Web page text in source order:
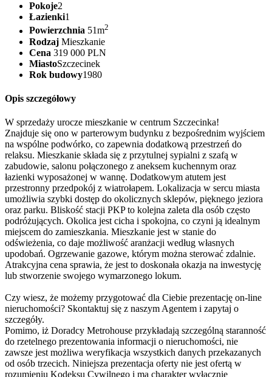
Pokoje2
Łazienki1
Powierzchnia 51m2
Rodzaj Mieszkanie
Cena 319 000 PLN
MiastoSzczecinek
Rok budowy1980
Opis szczegółowy
W sprzedaży urocze mieszkanie w centrum Szczecinka!
Znajduje się ono w parterowym budynku z bezpośrednim wyjściem
na wspólne podwórko, co zapewnia dodatkową przestrzeń do
relaksu. Mieszkanie składa się z przytulnej sypialni z szafą w
zabudowie, salonu połączonego z aneksem kuchennym oraz
łazienki wyposażonej w wannę. Dodatkowym atutem jest
przestronny przedpokój z wiatrołapem. Lokalizacja w sercu miasta
umożliwia szybki dostęp do okolicznych sklepów, pięknego jeziora
oraz parku. Bliskość stacji PKP to kolejna zaleta dla osób często
podróżujących. Okolica jest cicha i spokojna, co czyni ją idealnym
miejscem do zamieszkania. Mieszkanie jest w stanie do
odświeżenia, co daje możliwość aranżacji według własnych
upodobań. Ogrzewanie gazowe, którym można sterować zdalnie.
Atrakcyjna cena sprawia, że jest to doskonała okazja na inwestycję
lub stworzenie swojego wymarzonego lokum.
Czy wiesz, że możemy przygotować dla Ciebie prezentację on-line
nieruchomości? Skontaktuj się z naszym Agentem i zapytaj o
szczegóły.
Pomimo, iż Doradcy Metrohouse przykładają szczególną staranność
do rzetelnego prezentowania informacji o nieruchomości, nie
zawsze jest możliwa weryfikacja wszystkich danych przekazanych
od osób trzecich. Niniejsza prezentacja oferty nie jest ofertą w
rozumieniu Kodeksu Cywilnego i ma charakter wyłącznie